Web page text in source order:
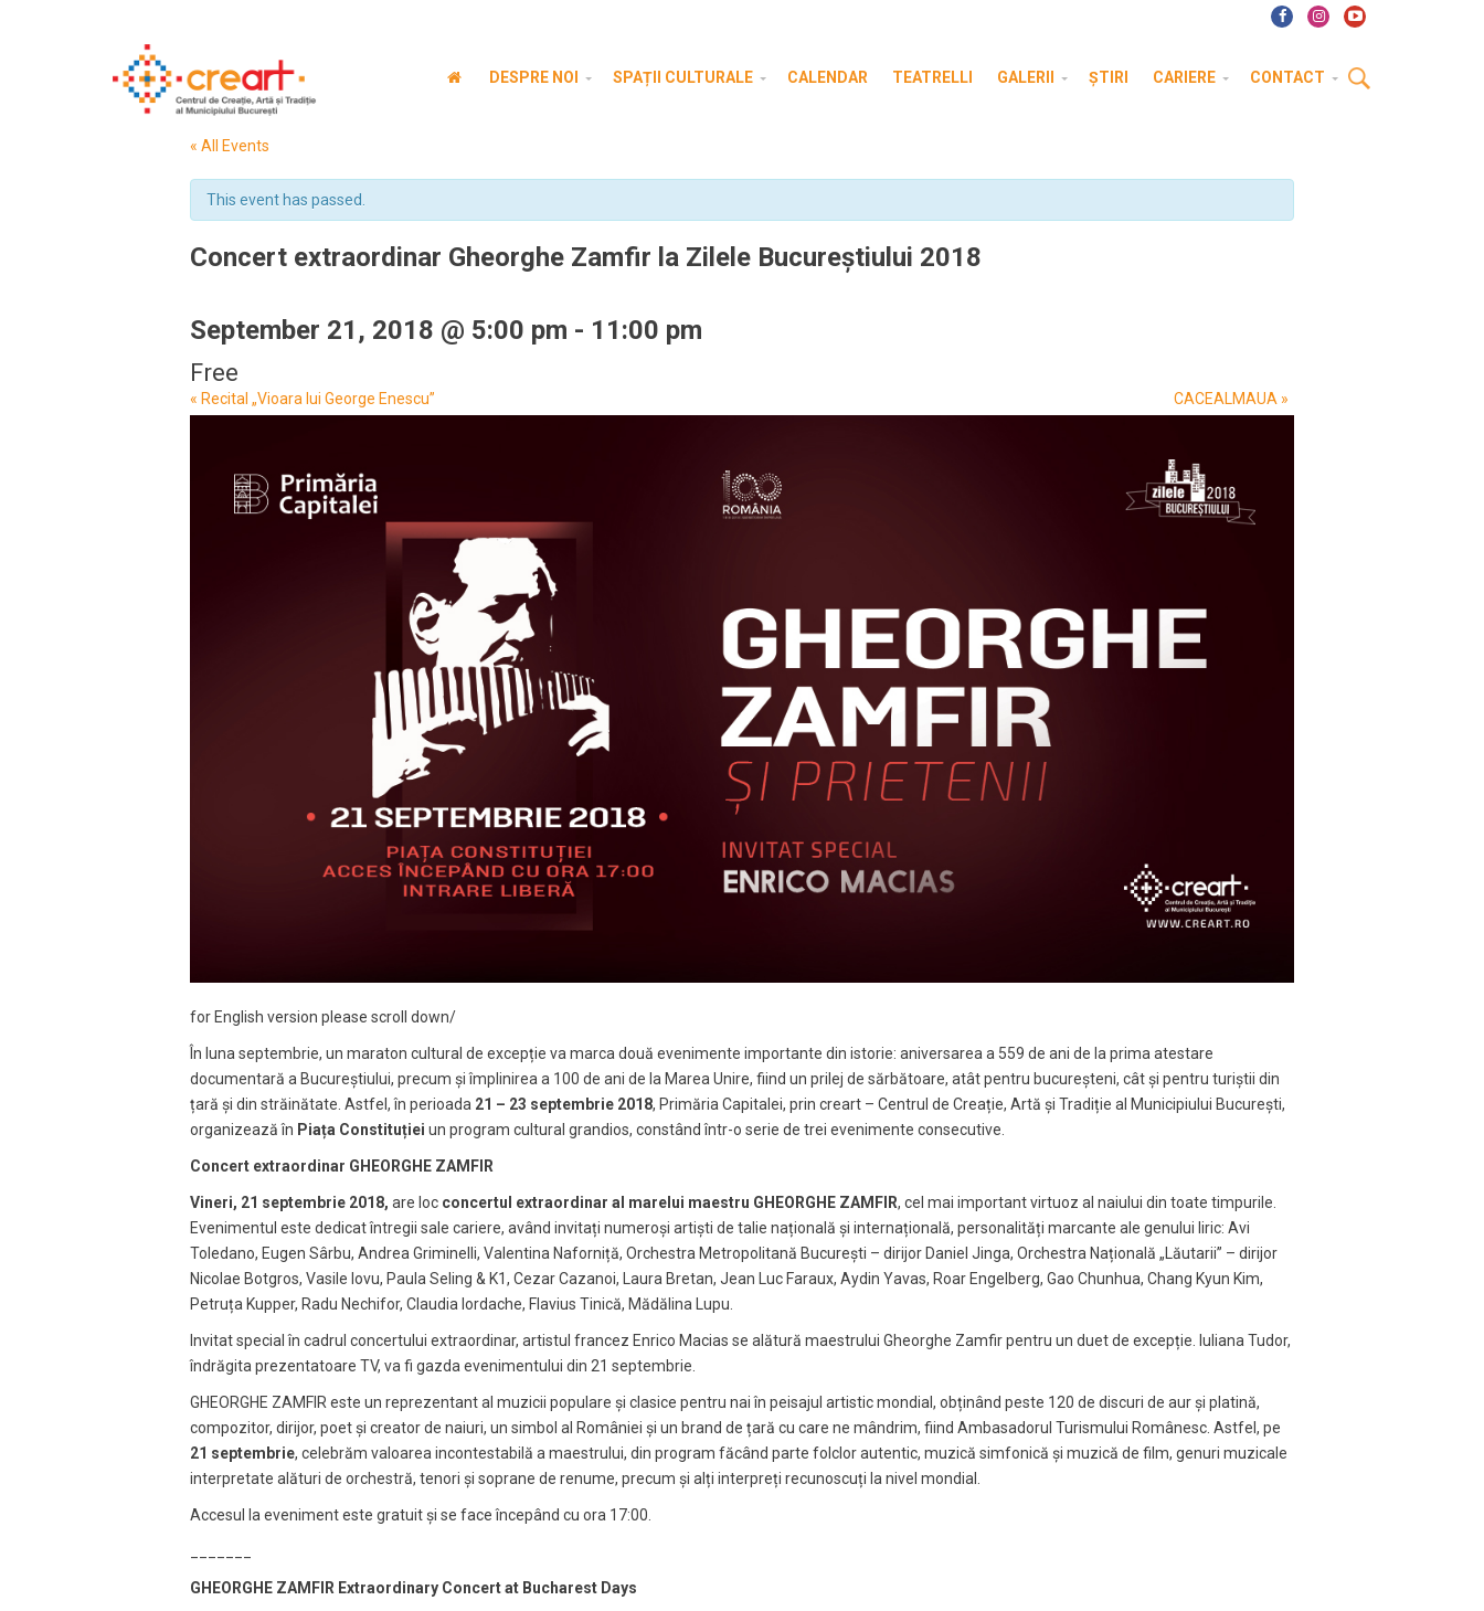
DESPRE NOI SPAȚII CULTURALE CALENDAR TEATRELLI GALERII ȘTIRI CARIERE CONTACT
« All Events
This event has passed.
Concert extraordinar Gheorghe Zamfir la Zilele Bucureștiului 2018
September 21, 2018 @ 5:00 pm - 11:00 pm
Free
Event
« Recital „Vioara lui George Enescu” CACEALMAUA »
for English version please scroll down/
În luna septembrie, un maraton cultural de excepție va marca două evenimente importante din istorie: aniversarea a 559 de ani de la prima atestare
documentară a Bucureștiului, precum și împlinirea a 100 de ani de la Marea Unire, fiind un prilej de sărbătoare, atât pentru bucureșteni, cât și pentru turiștii din
țară și din străinătate. Astfel, în perioada 21 – 23 septembrie 2018, Primăria Capitalei, prin creart – Centrul de Creație, Artă și Tradiție al Municipiului București,
organizează în Piața Constituției un program cultural grandios, constând într-o serie de trei evenimente consecutive.
Concert extraordinar GHEORGHE ZAMFIR
Vineri, 21 septembrie 2018, are loc concertul extraordinar al marelui maestru GHEORGHE ZAMFIR, cel mai important virtuoz al naiului din toate timpurile.
Evenimentul este dedicat întregii sale cariere, având invitați numeroși artiști de talie națională și internațională, personalități marcante ale genului liric: Avi
Toledano, Eugen Sârbu, Andrea Griminelli, Valentina Naforniță, Orchestra Metropolitană București – dirijor Daniel Jinga, Orchestra Națională „Lăutarii” – dirijor
Nicolae Botgros, Vasile Iovu, Paula Seling & K1, Cezar Cazanoi, Laura Bretan, Jean Luc Faraux, Aydin Yavas, Roar Engelberg, Gao Chunhua, Chang Kyun Kim,
Petruța Kupper, Radu Nechifor, Claudia Iordache, Flavius Tinică, Mădălina Lupu.
Invitat special în cadrul concertului extraordinar, artistul francez Enrico Macias se alătură maestrului Gheorghe Zamfir pentru un duet de excepție. Iuliana Tudor,
îndrăgita prezentatoare TV, va fi gazda evenimentului din 21 septembrie.
GHEORGHE ZAMFIR este un reprezentant al muzicii populare și clasice pentru nai în peisajul artistic mondial, obținând peste 120 de discuri de aur și platină,
compozitor, dirijor, poet și creator de naiuri, un simbol al României și un brand de țară cu care ne mândrim, fiind Ambasadorul Turismului Românesc. Astfel, pe
21 septembrie, celebrăm valoarea incontestabilă a maestrului, din program făcând parte folclor autentic, muzică simfonică și muzică de film, genuri muzicale
interpretate alături de orchestră, tenori și soprane de renume, precum și alți interpreți recunoscuți la nivel mondial.
Accesul la eveniment este gratuit și se face începând cu ora 17:00.
GHEORGHE ZAMFIR Extraordinary Concert at Bucharest Days